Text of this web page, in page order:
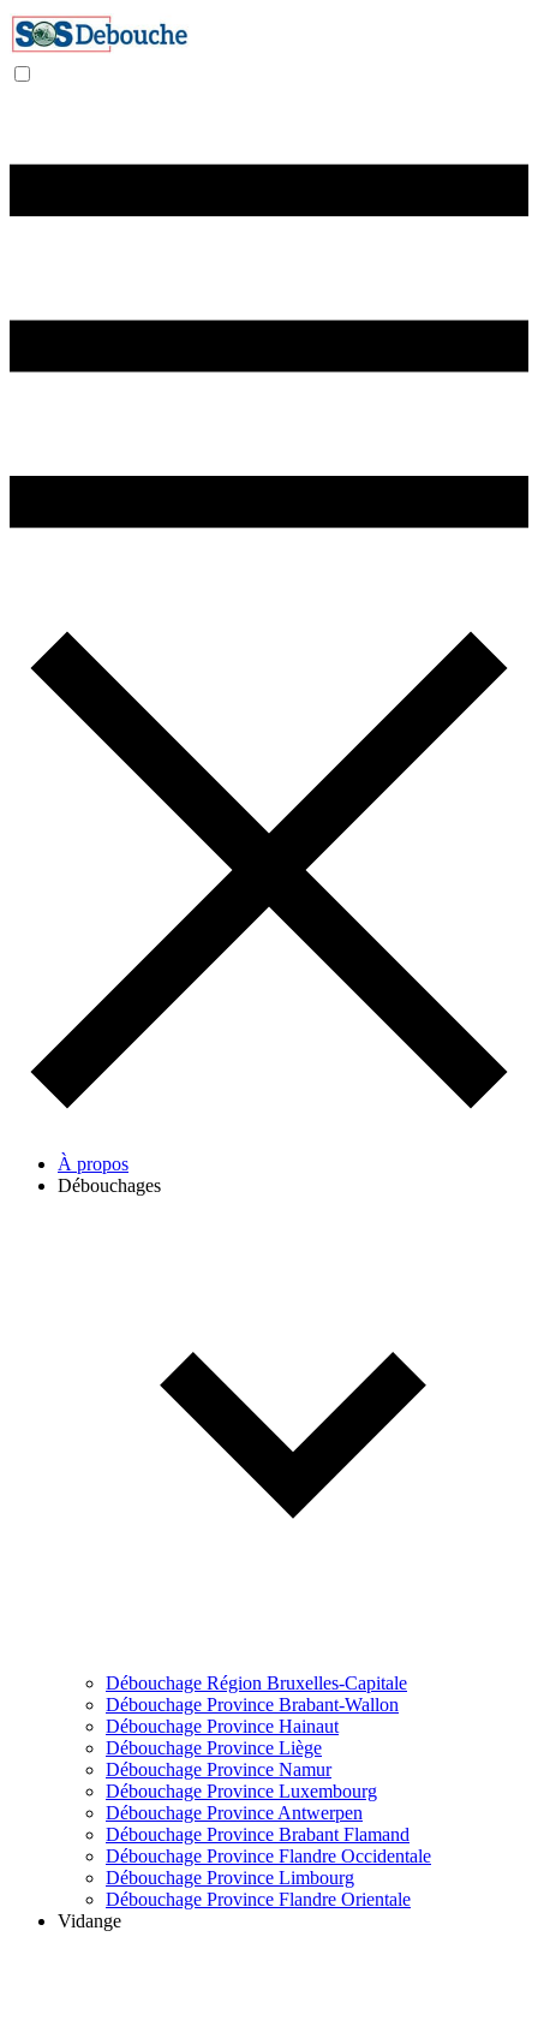
À propos
Débouchages
Débouchage Région Bruxelles-Capitale
Débouchage Province Brabant-Wallon
Débouchage Province Hainaut
Débouchage Province Liège
Débouchage Province Namur
Débouchage Province Luxembourg
Débouchage Province Antwerpen
Débouchage Province Brabant Flamand
Débouchage Province Flandre Occidentale
Débouchage Province Limbourg
Débouchage Province Flandre Orientale
Vidange